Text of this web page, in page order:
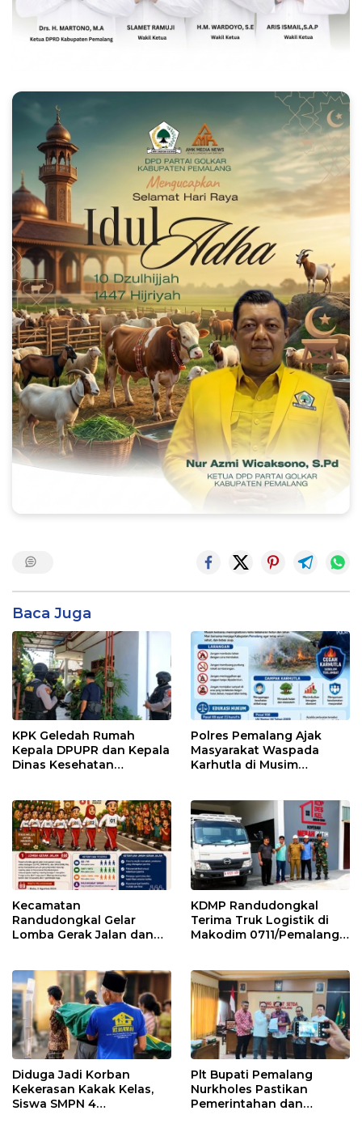
Baca Juga
KPK Geledah Rumah
Kepala DPUPR dan Kepala
Dinas Kesehatan
Polres Pemalang Ajak
Masyarakat Waspada
Karhutla di Musim
Kecamatan
Randudongkal Gelar
Lomba Gerak Jalan dan
KDMP Randudongkal
Terima Truk Logistik di
Makodim 0711/Pemalang
Diduga Jadi Korban
Kekerasan Kakak Kelas,
Siswa SMPN 4
Plt Bupati Pemalang
Nurkholes Pastikan
Pemerintahan dan